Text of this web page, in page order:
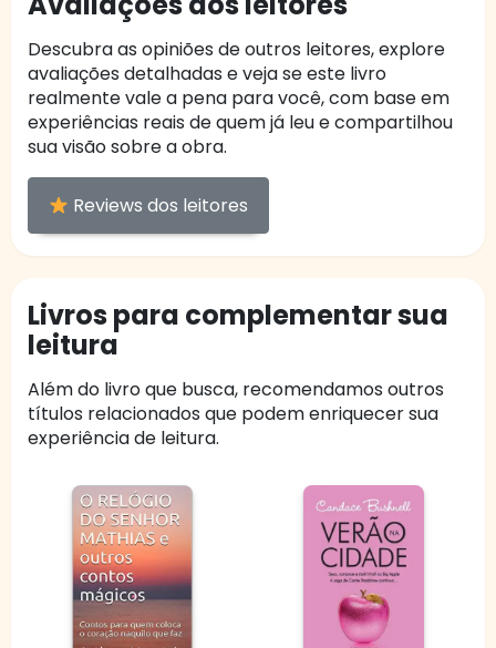
Descubra as opiniões de outros leitores, explore
avaliações detalhadas e veja se este livro
realmente vale a pena para você, com base em
experiências reais de quem já leu e compartilhou
sua visão sobre a obra.
Reviews dos leitores
Livros para complementar sua
leitura
Além do livro que busca, recomendamos outros
títulos relacionados que podem enriquecer sua
experiência de leitura.